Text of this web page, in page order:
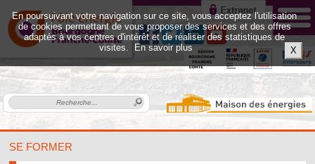
SE FORMER
En poursuivant votre navigation sur ce site, vous acceptez l'utilisation
de cookies permettant de vous proposer des services et des offres
adaptés à vos centres d'intérêt et de réaliser des statistiques de
visites.
En savoir plus X